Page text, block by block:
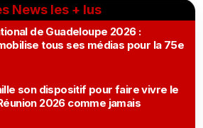
News les + lus
de Guadeloupe 2026 :
tous ses médias pour la 75e
son dispositif pour faire vivre le
2026 comme jamais